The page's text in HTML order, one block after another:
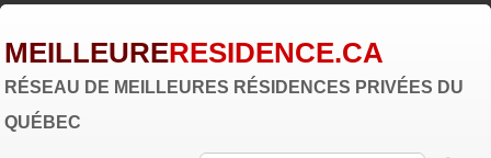
MEILLEURERESIDENCE.CA
RÉSEAU DE MEILLEURES RÉSIDENCES PRIVÉES DU
QUÉBEC